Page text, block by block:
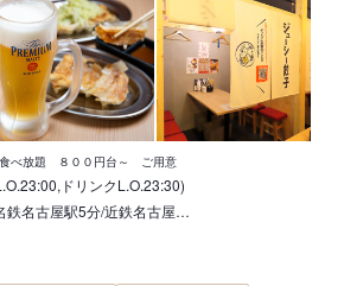
べ放題 ８００円台～ ご用意
ドリンクL.O.23:30)
鉄名古屋駅5分/近鉄名古屋…